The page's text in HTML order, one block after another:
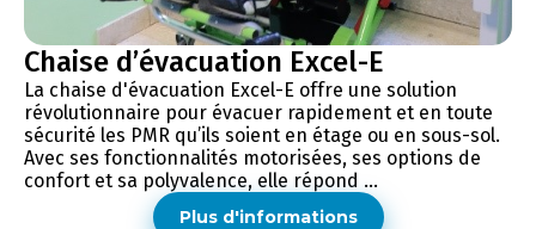
Chaise d’évacuation Excel-E
La chaise d'évacuation Excel-E offre une solution
révolutionnaire pour évacuer rapidement et en toute
sécurité les PMR qu’ils soient en étage ou en sous-sol.
Avec ses fonctionnalités motorisées, ses options de
confort et sa polyvalence, elle répond ...
Plus d'informations